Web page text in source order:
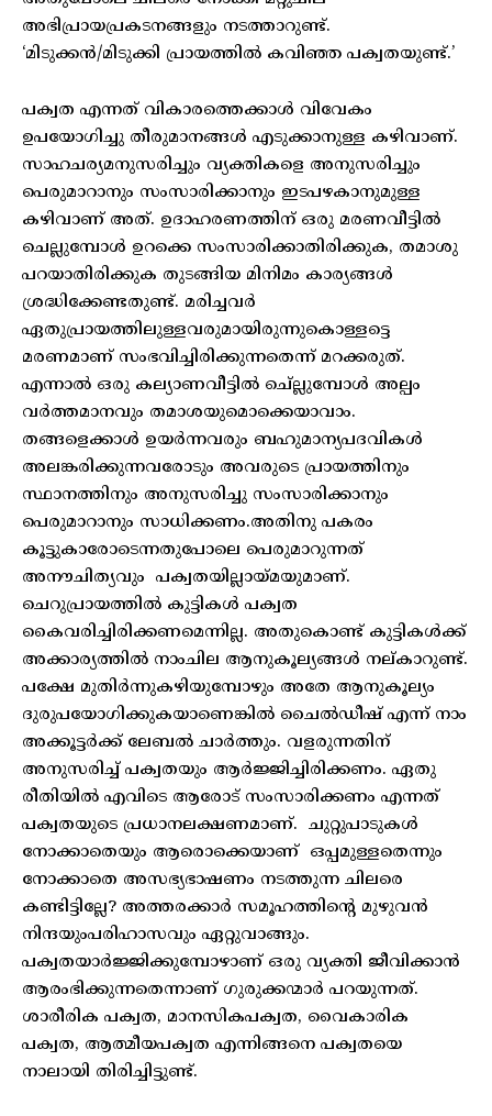
അഭിപ്രായപ്രകടനങ്ങളും നടത്താറുണ്ട്.
‘മിടുക്കൻ/മിടുക്കി പ്രായത്തിൽ കവിഞ്ഞ പക്വതയുണ്ട്.’
പക്വത എന്നത് വികാരത്തെക്കാൾ വിവേകം
ഉപയോഗിച്ചു തീരുമാനങ്ങൾ എടുക്കാനുള്ള കഴിവാണ്.
സാഹചര്യമനുസരിച്ചും വ്യക്തികളെ അനുസരിച്ചും
പെരുമാറാനും സംസാരിക്കാനും ഇടപഴകാനുമുള്ള
കഴിവാണ് അത്. ഉദാഹരണത്തിന് ഒരു മരണവീട്ടിൽ
ചെല്ലുമ്പോൾ ഉറക്കെ സംസാരിക്കാതിരിക്കുക, തമാശു
പറയാതിരിക്കുക തുടങ്ങിയ മിനിമം കാര്യങ്ങൾ
ശ്രദ്ധിക്കേണ്ടതുണ്ട്. മരിച്ചവർ
ഏതുപ്രായത്തിലുള്ളവരുമായിരുന്നുകൊള്ളട്ടെ
മരണമാണ് സംഭവിച്ചിരിക്കുന്നതെന്ന് മറക്കരുത്.
എന്നാൽ ഒരു കല്യാണവീട്ടിൽ ചെ്ല്ലുമ്പോൾ അല്പം
വർത്തമാനവും തമാശയുമൊക്കെയാവാം.
തങ്ങളെക്കാൾ ഉയർന്നവരും ബഹുമാന്യപദവികൾ
അലങ്കരിക്കുന്നവരോടും അവരുടെ പ്രായത്തിനും
സ്ഥാനത്തിനും അനുസരിച്ചു സംസാരിക്കാനും
പെരുമാറാനും സാധിക്കണം.അതിനു പകരം
കൂട്ടുകാരോടെന്നതുപോലെ പെരുമാറുന്നത്
അനൗചിത്യവും പക്വതയില്ലായ്മയുമാണ്.
ചെറുപ്രായത്തിൽ കുട്ടികൾ പക്വത
കൈവരിച്ചിരിക്കണമെന്നില്ല. അതുകൊണ്ട് കുട്ടികൾക്ക്
അക്കാര്യത്തിൽ നാംചില ആനുകൂല്യങ്ങൾ നല്കാറുണ്ട്.
പക്ഷേ മുതിർന്നുകഴിയുമ്പോഴും അതേ ആനുകൂല്യം
ദുരുപയോഗിക്കുകയാണെങ്കിൽ ചൈൽഡീഷ് എന്ന് നാം
അക്കൂട്ടർക്ക് ലേബൽ ചാർത്തും. വളരുന്നതിന്
അനുസരിച്ച് പക്വതയും ആർജ്ജിച്ചിരിക്കണം. ഏതു
രീതിയിൽ എവിടെ ആരോട് സംസാരിക്കണം എന്നത്
പക്വതയുടെ പ്രധാനലക്ഷണമാണ്. ചുറ്റുപാടുകൾ
നോക്കാതെയും ആരൊക്കെയാണ് ഒപ്പമുള്ളതെന്നും
നോക്കാതെ അസഭ്യഭാഷണം നടത്തുന്ന ചിലരെ
കണ്ടിട്ടില്ലേ? അത്തരക്കാർ സമൂഹത്തിന്റെ മുഴുവൻ
നിന്ദയുംപരിഹാസവും ഏറ്റുവാങ്ങും.
പക്വതയാർജ്ജിക്കുമ്പോഴാണ് ഒരു വ്യക്തി ജീവിക്കാൻ
ആരംഭിക്കുന്നതെന്നാണ് ഗുരുക്കന്മാർ പറയുന്നത്.
ശാരീരിക പക്വത, മാനസികപക്വത, വൈകാരിക
പക്വത, ആത്മീയപക്വത എന്നിങ്ങനെ പക്വതയെ
നാലായി തിരിച്ചിട്ടുണ്ട്.